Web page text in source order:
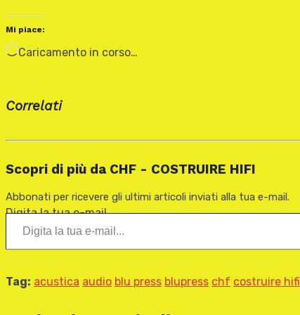
Mi piace:
Caricamento in corso…
Correlati
Scopri di più da CHF - COSTRUIRE HIFI
Abbonati per ricevere gli ultimi articoli inviati alla tua e-mail.
Digita la tua e-mail...
Tag: acustica audio blu press blupress chf costruire hifi